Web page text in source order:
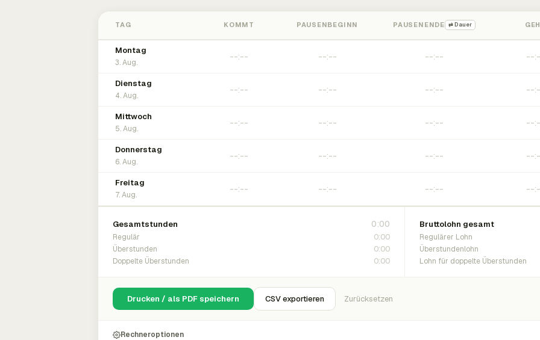
TAG KOMMT PAUSENBEGINN PAUSENENDE ⇄ Dauer
Montag
3. Aug.
Dienstag
4. Aug.
Mittwoch
5. Aug.
Donnerstag
6. Aug.
Freitag
7. Aug.
Gesamtstunden 0:00
Regulär 0:00
Überstunden 0:00
Doppelte Überstunden 0:00
Bruttolohn gesamt
Regulärer Lohn
Überstundenlohn
Lohn für doppelte Überstunden
Drucken / als PDF speichern CSV exportieren Zurücksetzen
Rechneroptionen